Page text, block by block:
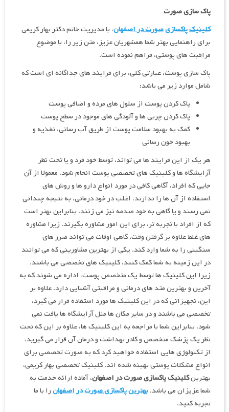
پاک سازی صورت
کلینیک پاکسازی صورت در اصفهان، با مدیریت خانم دکتر بهار کریمی
برای راهنمایی بهتر شما همشهریان عزیز، متن زیر را، با موضوع
مراقبت های پوستی، فراهم نموده است.
پاک سازی پوست، عبارتی کلی، برای فرایند های جداگانه ای است که
شامل موارد زیر می باشد:
پاک کردن پوست از سلول های مرده و اضافی پوست
پاک کردن چربی ها و آلودگی های موجود در سطح پوست
کمک به بهبود سلامت پوست از طریق آب رسانی، تغذیه و
بهبود خون رسانی
هر یک از این فرایند ها می تواند، توسط خود فرد و یا تحت نظر
آرایشگاه ها و کلینیک های تخصصی پوست انجام شود. معمولا از آن
جایی که افراد، آگاهی کافی در مورد انواع دارو ها و روش های
استفاده از آن ها را ندارند، اغلب در خود درمانی، به نتیجه چندانی
نمی رسند و یا گاهی به خود صدمه نیز می زنند. بنابراین بهتر است
که از افراد با تجربه تر، برای این امور مشاوره بگیرند. زیرا مشاوره
های غلط علاوه بر گرفتن وقت، گاهی اوقات می تواند ضرر های
سنگینی را به شما وارد کند. یکی از بهترین مشاورینی که می توانند
در این زمینه به شما کمک کنند، کلینیک های تخصصی می باشند.
زیرا این کلینیک ها توسط یک متخصص پوست، اداره می شوند که به
آخرین و بهترین متد های درمانی و مراقبتی آشنایی دارد. علاوه بر
این، تجهیزاتی که در این کلینیک ها مورد استفاده قرار می گیرد،
تخصصی می باشند و در سایر مکان ها مثل آرایشگاه ها یافت نمی
شود. بنابراین شما با مراجعه به این کلینیک ها، علاوه بر این که تحت
نظر یک پزشک متخصص و کادر بهداشت و درمان آن قرار می گیرید،
از تکنولوژی هایی استفاده خواهید کرد که به صورت تخصصی برای
انواع مشکلات پوستی بهینه شده اند. کلینیک تخصصی بهار کریمی،
بهترینکلینیک پاکسازی صورت در اصفهان، آماده ارائه خدمت به
شما عزیزان می باشد.بهترین پاکسازی صورت در اصفهانرا با ما
تجربه کنید.